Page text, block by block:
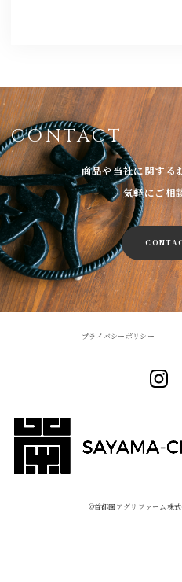
CONTACT
商品や当社に関する
気軽にご相
プライバシーポリシー
©︎首都圏アグリファーム株